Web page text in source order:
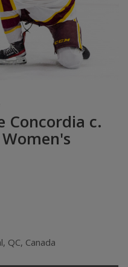
Concordia c.
, QC, Canada